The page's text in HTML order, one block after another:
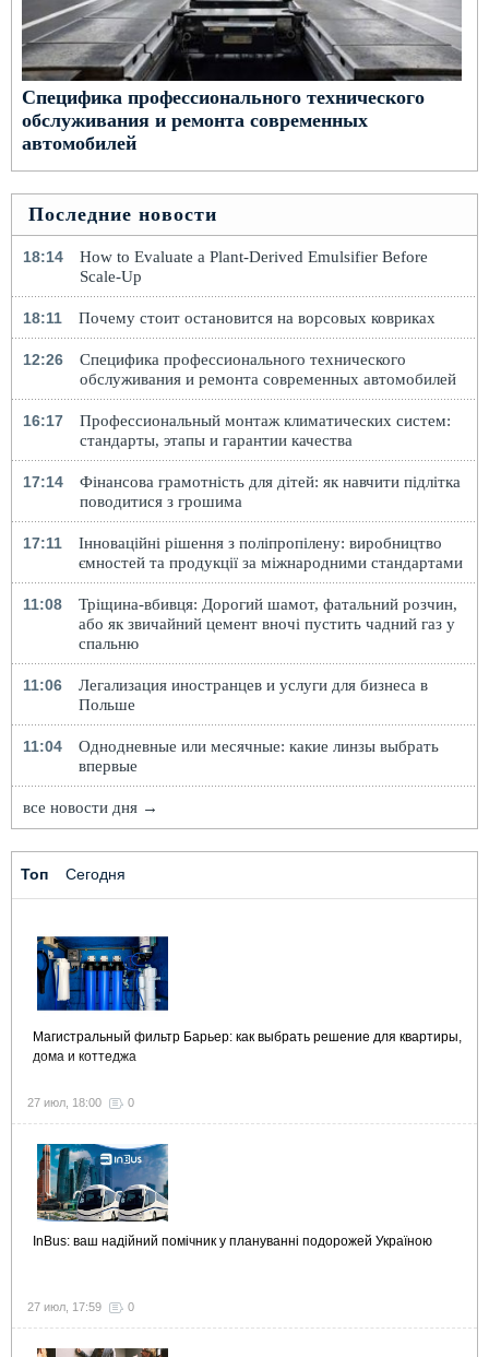
Специфика профессионального технического
обслуживания и ремонта современных
автомобилей
Последние новости
18:14
How to Evaluate a Plant-Derived Emulsifier Before
Scale-Up
18:11 Почему стоит остановится на ворсовых ковриках
12:26
Специфика профессионального технического
обслуживания и ремонта современных автомобилей
16:17
Профессиональный монтаж климатических систем:
стандарты, этапы и гарантии качества
17:14
Фінансова грамотність для дітей: як навчити підлітка
поводитися з грошима
17:11
Інноваційні рішення з поліпропілену: виробництво
ємностей та продукції за міжнародними стандартами
11:08
Тріщина-вбивця: Дорогий шамот, фатальний розчин,
або як звичайний цемент вночі пустить чадний газ у
спальню
11:06
Легализация иностранцев и услуги для бизнеса в
Польше
11:04
Однодневные или месячные: какие линзы выбрать
впервые
все новости дня →
Топ Сегодня
Магистральный фильтр Барьер: как выбрать решение для квартиры,
дома и коттеджа
27 июл, 18:00 0
InBus: ваш надійний помічник у плануванні подорожей Україною
27 июл, 17:59 0